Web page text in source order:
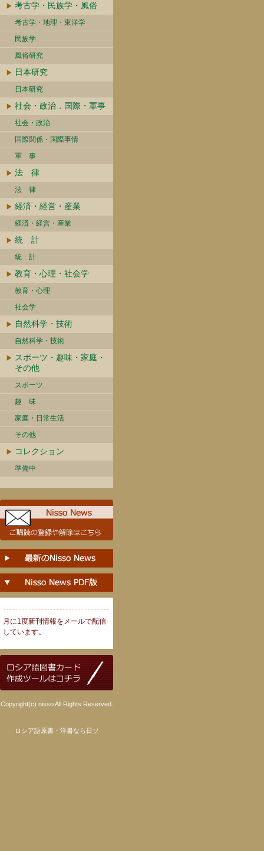
考古学・民族学・風俗
考古学・地理・東洋学
民族学
風俗研究
日本研究
日本研究
社会・政治．国際・軍事
社会・政治
国際関係・国際事情
軍 事
法 律
法 律
経済・経営・産業
経済・経営・産業
統 計
統 計
教育・心理・社会学
教育・心理
社会学
自然科学・技術
自然科学・技術
スポーツ・趣味・家庭・
その他
スポーツ
趣 味
家庭・日常生活
その他
コレクション
準備中
月に1度新刊情報をメールで配信
しています。
Copyright(c) nisso All Rights Reserved.
ロシア語原書・洋書なら日ソ